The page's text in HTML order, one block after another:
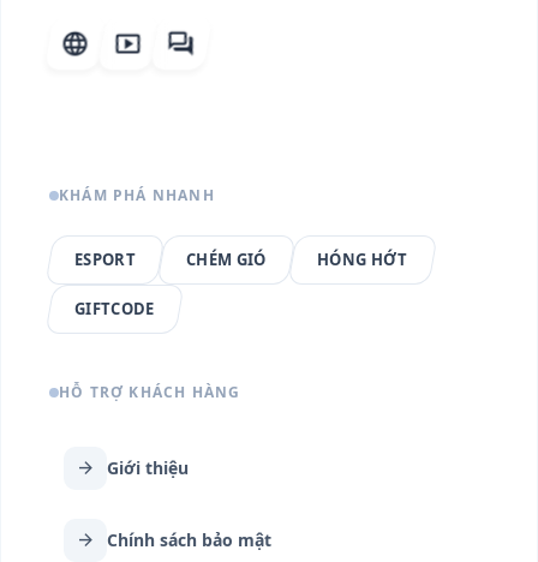
language smart_display forum
KHÁM PHÁ NHANH
ESPORT CHÉM GIÓ HÓNG HỚT
GIFTCODE
HỖ TRỢ KHÁCH HÀNG
arrow_forward Giới thiệu
arrow_forward Chính sách bảo mật